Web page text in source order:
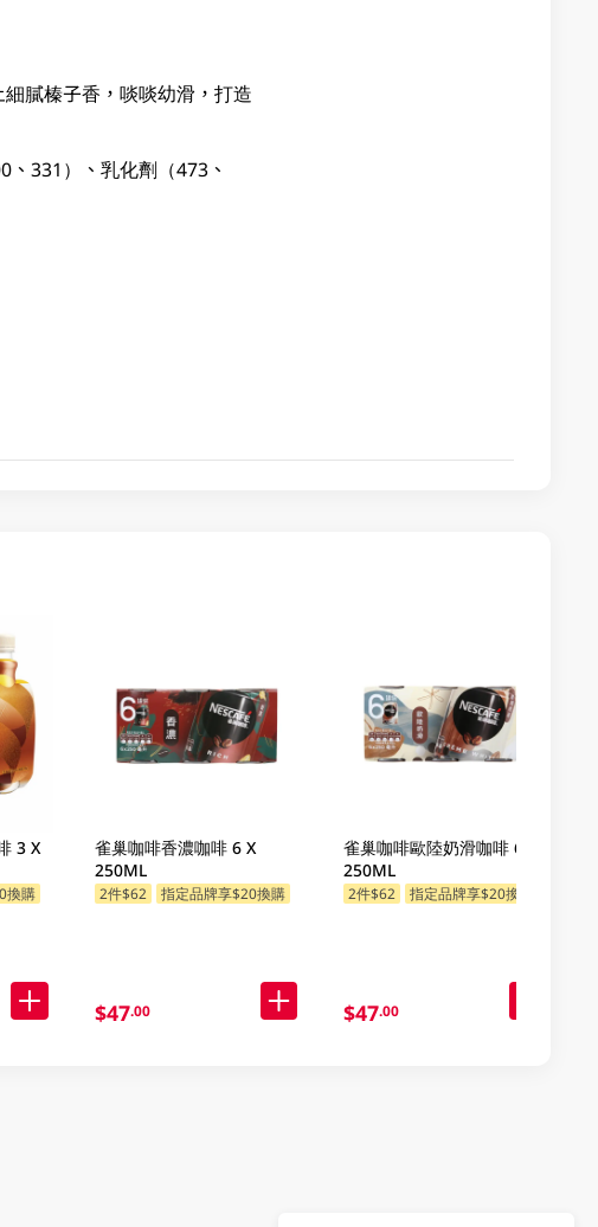
膩榛子香，啖啖幼滑，打造
331）、乳化劑（473、
3 X
換購
雀巢咖啡香濃咖啡 6 X
250ML
2件$62 指定品牌享$20換購
$47.00
雀巢咖啡歐陸奶滑咖啡 6 X
250ML
2件$62 指定品牌享$20換購
$47.00